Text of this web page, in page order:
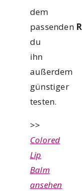
dem
passenden
du
ihn
außerdem
günstiger
testen.
>>
Colored
Lip
Balm
ansehen